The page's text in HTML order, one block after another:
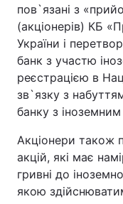
пов`язані з
(акціонерів) КБ
України і
банк з участю
реєстрацією в
зв`язку з
банку з
Акціонери також
акцій, які має
гривні до
якою